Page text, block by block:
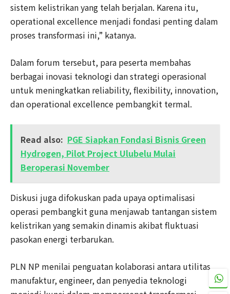
sistem kelistrikan yang telah berjalan. Karena itu,
operational excellence menjadi fondasi penting dalam
proses transformasi ini,” katanya.
Dalam forum tersebut, para peserta membahas
berbagai inovasi teknologi dan strategi operasional
untuk meningkatkan reliability, flexibility, innovation,
dan operational excellence pembangkit termal.
Read also: PGE Siapkan Fondasi Bisnis Green
Hydrogen, Pilot Project Ulubelu Mulai
Beroperasi November
Diskusi juga difokuskan pada upaya optimalisasi
operasi pembangkit guna menjawab tantangan sistem
kelistrikan yang semakin dinamis akibat fluktuasi
pasokan energi terbarukan.
PLN NP menilai penguatan kolaborasi antara utilitas,
manufaktur, engineer, dan penyedia teknologi